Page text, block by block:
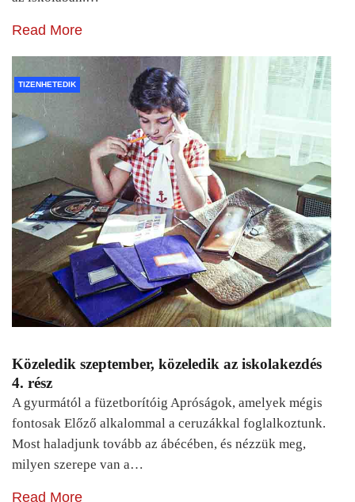
Read More
TIZENHETEDIK
Közeledik szeptember, közeledik az iskolakezdés
4. rész
A gyurmától a füzetborítóig Apróságok, amelyek mégis
fontosak Előző alkalommal a ceruzákkal foglalkoztunk.
Most haladjunk tovább az ábécében, és nézzük meg,
milyen szerepe van a…
Read More